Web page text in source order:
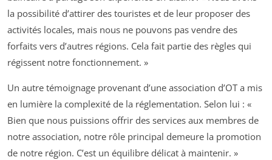
la possibilité d’attirer des touristes et de leur proposer des
activités locales, mais nous ne pouvons pas vendre des
forfaits vers d’autres régions. Cela fait partie des règles qui
régissent notre fonctionnement. »
Un autre témoignage provenant d’une association d’OT a mis
en lumière la complexité de la réglementation. Selon lui : «
Bien que nous puissions offrir des services aux membres de
notre association, notre rôle principal demeure la promotion
de notre région. C’est un équilibre délicat à maintenir. »